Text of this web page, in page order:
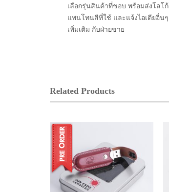
เลือกรุ่นสินค้าที่ชอบ พร้อมส่งโลโก้
แพนโทนสีที่ใช้ และแจ้งไอเดียอื่นๆ
เพิ่มเติม กับฝ่ายขาย
Related Products